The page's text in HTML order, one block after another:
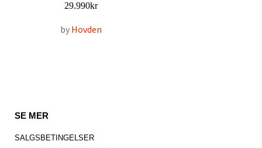
29.990kr
by Hovden
SE MER
SALGSBETINGELSER